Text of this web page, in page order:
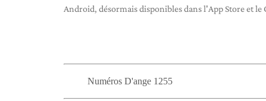
Android, désormais disponibles dans l'App Store et le
Numéros D'ange 1255